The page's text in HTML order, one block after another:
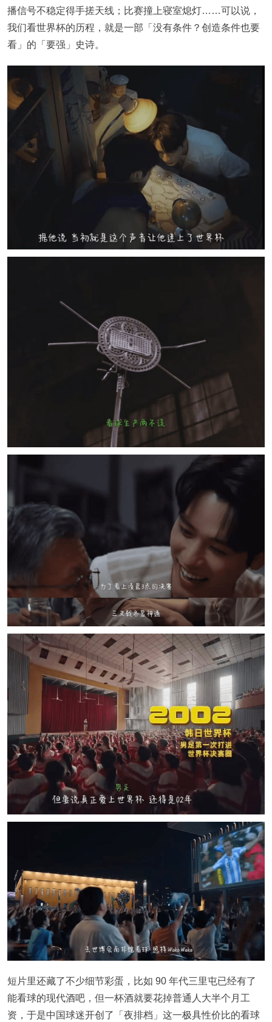
播信号不稳定得手搓天线；比赛撞上寝室熄灯……可以说，
我们看世界杯的历程，就是一部「没有条件？创造条件也要
看」的「要强」史诗。
短片里还藏了不少细节彩蛋，比如 90 年代三里屯已经有了
能看球的现代酒吧，但一杯酒就要花掉普通人大半个月工
资，于是中国球迷开创了「夜排档」这一极具性价比的看球